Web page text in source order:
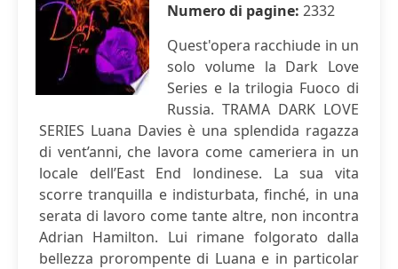
Numero di pagine: 2332
Quest'opera racchiude in un
solo volume la Dark Love
Series e la trilogia Fuoco di
Russia. TRAMA DARK LOVE
SERIES Luana Davies è una splendida ragazza
di vent’anni, che lavora come cameriera in un
locale dell’East End londinese. La sua vita
scorre tranquilla e indisturbata, finché, in una
serata di lavoro come tante altre, non incontra
Adrian Hamilton. Lui rimane folgorato dalla
bellezza prorompente di Luana e in particolar